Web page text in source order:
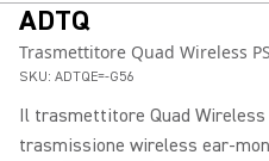
ADTQ
Trasmettitore Quad Wireless
SKU: ADTQE=-G56
Il trasmettitore Quad Wireless
trasmissione wireless ear-